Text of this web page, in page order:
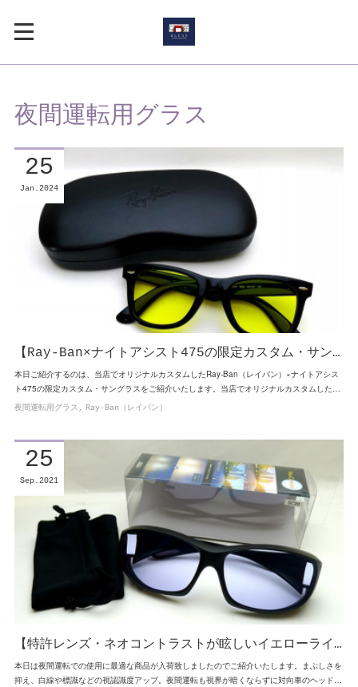
夜間運転用グラス
【Ray-Ban×ナイトアシスト475の限定カスタム・サン…
本日ご紹介するのは、当店でオリジナルカスタムしたRay-Ban（レイバン）×ナイトアシス
ト475の限定カスタム・サングラスをご紹介いたします。当店でオリジナルカスタムした…
25
Jan 2024
夜間運転用グラス Ray-Ban（レイバン）
【特許レンズ・ネオコントラストが眩しいイエローライ…
本日は夜間運転での使用に最適な商品が入荷致しましたのでご紹介いたします。まぶしさを
抑え、白線や標識などの視認識度アップ。夜間運転も視界が暗くならずに対向車のヘッド…
25
Sep 2021